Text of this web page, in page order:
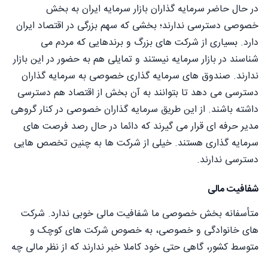
در حال حاضر سرمایه گذاران بازار سرمایه ایران به بخش
خصوصی دسترسی ندارند؛ بخشی که سهم بزرگی در اقتصاد ایران
دارد. بسیاری از شرکت های بزرگ و برندهایی که مردم می
شناسند در بازار سرمایه نیستند و تمایلی هم به حضور در این بازار
ندارند. صندوق های سرمایه گذاری خصوصی به سرمایه گذاران
دسترسی می دهد تا بتوانند به آن بخش از اقتصاد هم دسترسی
داشته باشند. از این طریق سرمایه گذاران خصوصی در کنار گروهی
مدیر حرفه ای قرار می گیرند که دائما در حال رصد فرصت های
سرمایه گذاری هستند. خیلی از شرکت ها به چنین تخصص هایی
دسترسی ندارند.
شفافیت مالی
متأسفانه بخش خصوصی ما شفافیت مالی خوبی ندارد. شرکت
های خانوادگی و خصوصی، به خصوص شرکت های کوچک و
متوسط کشور، گاهی حتی خود کاملا خبر ندارند که از نظر مالی چه